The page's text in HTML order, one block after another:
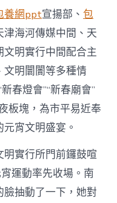
包
養
32;
歡
歡
樂
喜
鬧
元
宵〉
中
養網ppt宣揚部、包
海河傳媒中間、天
明實行中間配合主
明闤闠等多種情
春燈會”“新春廟會”
板塊，為市平易近奉
宵文明盛宴。
實行所門前鑼鼓喧
運動率先收場。南
抽動了一下，她對